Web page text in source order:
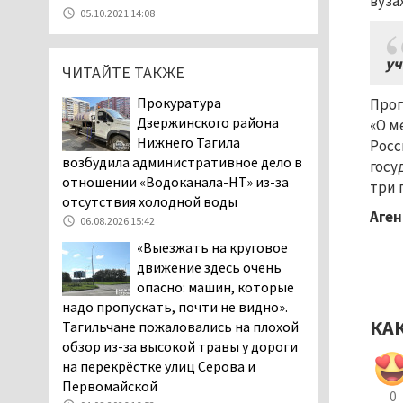
«О
три
0
Екатеринбург подвергся
атаке БПЛА, восемь из
них были сбиты, три
центра
07.08.2026 11:28
Тагильские спасатели
помогли заблудившемуся
в лесу мужчине найти
дорогу домой
Прокуратура
Дзержинского района
Нижнего Тагила
возбудила административное дело в
отношении «Водоканала-НТ» из-за
отсутствия холодной воды
06.08.2026 15:42
05.10.2021 14:08
ЧИТАЙТЕ ТАКЖЕ
Прокуратура
Дзержинского района
Нижнего Тагила
возбудила административное дело в
отношении «Водоканала-НТ» из-за
отсутствия холодной воды
06.08.2026 15:42
«Выезжать на круговое
движение здесь очень
опасно: машин, которые
надо пропускать, почти не видно».
Тагильчане пожаловались на плохой
обзор из-за высокой травы у дороги
на перекрёстке улиц Серова и
Первомайской